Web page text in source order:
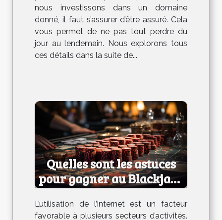
nous investissons dans un domaine
donné, il faut s’assurer d’être assuré. Cela
vous permet de ne pas tout perdre du
jour au lendemain. Nous explorons tous
ces détails dans la suite de...
Quelles sont les astuces
pour gagner au Blackjack
en ligne ?
L’utilisation de l’internet est un facteur
favorable à plusieurs secteurs d’activités.